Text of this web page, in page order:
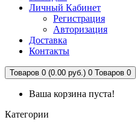
Личный Кабинет
Регистрация
Авторизация
Доставка
Контакты
Товаров 0 (0.00 руб.) 0 Товаров 0
Ваша корзина пуста!
Категории